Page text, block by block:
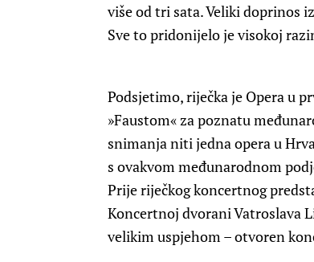
više od tri sata. Veliki doprinos
Sve to pridonijelo je visokoj
Podsjetimo, riječka je Opera u
»Faustom« za poznatu
snimanja niti jedna opera u
s ovakvom međunarodnom
Prije riječkog koncertnog
Koncertnoj dvorani Vatroslava
velikim uspjehom – otvoren